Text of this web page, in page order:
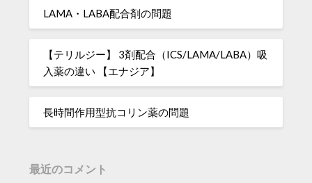
LAMA・LABA配合剤の問題
【テリルジー】 3剤配合（ICS/LAMA/LABA）吸
入薬の違い 【エナジア】
長時間作用型抗コリン薬の問題
最近のコメント